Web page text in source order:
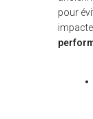
pour